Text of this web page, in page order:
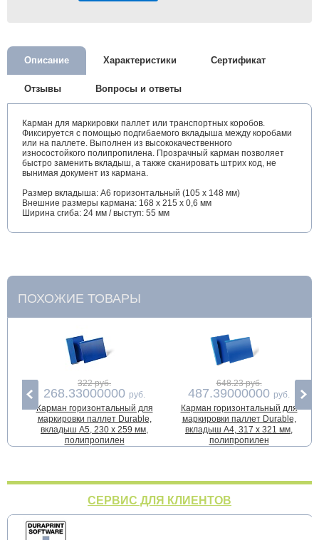
Описание Характеристики Сертификат
Отзывы Вопросы и ответы
Карман для маркировки паллет или транспортных коробов.
Фиксируется с помощью подгибаемого вкладыша между коробами
или на паллете. Выполнен из высококачественного
износостойкого полипропилена. Прозрачный карман позволяет
быстро заменить вкладыш, а также сканировать штрих код, не
вынимая документ из кармана.
Размер вкладыша: A6 горизонтальный (105 x 148 мм)
Внешние размеры кармана: 168 x 215 x 0,6 мм
Ширина сгиба: 24 мм / выступ: 55 мм
ПОХОЖИЕ ТОВАРЫ
322 руб.
268.33000000 руб.
Карман горизонтальный для
маркировки паллет Durable,
вкладыш A5, 230 x 259 мм,
полипропилен
648.23 руб.
487.39000000 руб.
Карман горизонтальный для
маркировки паллет Durable,
вкладыш A4, 317 x 321 мм,
полипропилен
СЕРВИС ДЛЯ КЛИЕНТОВ